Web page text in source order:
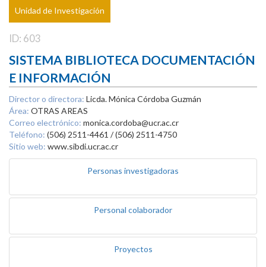
Unidad de Investigación
ID: 603
SISTEMA BIBLIOTECA DOCUMENTACIÓN
E INFORMACIÓN
Director o directora: Licda. Mónica Córdoba Guzmán
Área: OTRAS AREAS
Correo electrónico: monica.cordoba@ucr.ac.cr
Teléfono: (506) 2511-4461 / (506) 2511-4750
Sitio web: www.sibdi.ucr.ac.cr
Personas investigadoras
Personal colaborador
Proyectos